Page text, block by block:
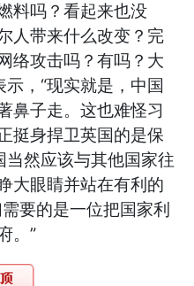
料吗？看起来也没
人带来什么改变？完
络攻击吗？有吗？大
，“现实就是，中国
鼻子走。这也难怪习
挺身捍卫英国的是保
当然应该与其他国家往
大眼睛并站在有利的
要的是一位把国家利
。”